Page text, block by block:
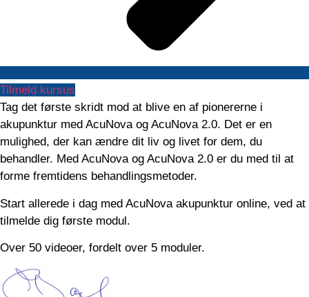
Tilmeld kursus
Tag det første skridt mod at blive en af pionererne i
akupunktur med AcuNova og AcuNova 2.0. Det er en
mulighed, der kan ændre dit liv og livet for dem, du
behandler. Med AcuNova og AcuNova 2.0 er du med til at
forme fremtidens behandlingsmetoder.
Start allerede i dag med AcuNova akupunktur online, ved at
tilmelde dig første modul.
Over 50 videoer, fordelt over 5 moduler.